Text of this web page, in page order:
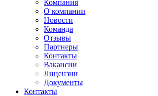
Компания
О компании
Новости
Команда
Отзывы
Партнеры
Контакты
Вакансии
Лицензии
Документы
Контакты